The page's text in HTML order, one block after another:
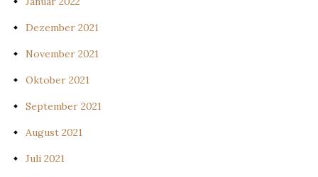
Dezember 2021
November 2021
Oktober 2021
September 2021
August 2021
Juli 2021